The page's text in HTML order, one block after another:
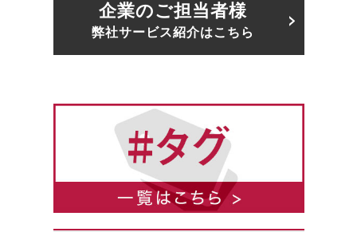
企業のご担当者様
弊社サービス紹介はこちら